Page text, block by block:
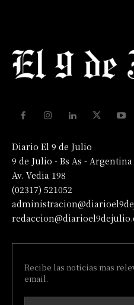
Diario El 9 de Julio
9 de Julio - Bs As - Argentina
Av. Vedia 198
(02317) 521052
Recibe las noticias mas
email.